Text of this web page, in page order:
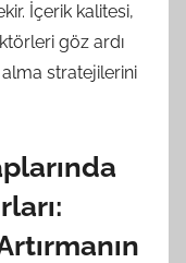
İçerik kalitesi,
göz ardı
stratejilerini